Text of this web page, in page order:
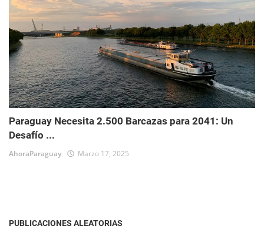
Paraguay Necesita 2.500 Barcazas para 2041: Un
Desafío ...
AhoraParaguay Marzo 17, 2025
PUBLICACIONES ALEATORIAS